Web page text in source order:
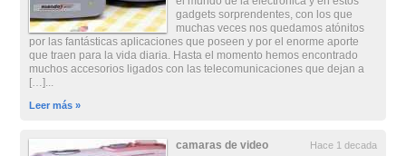
gadgets sorprendentes, con los que
muchas veces nos quedamos atónitos
por las fantásticas aplicaciones que poseen y por el enorme aporte
que traen para la vida diaria. Hasta el momento hemos encontrado
muchos accesorios ligados con las telecomunicaciones que dejan a
[…]...
Leer más »
camaras de video Hace 1 decada